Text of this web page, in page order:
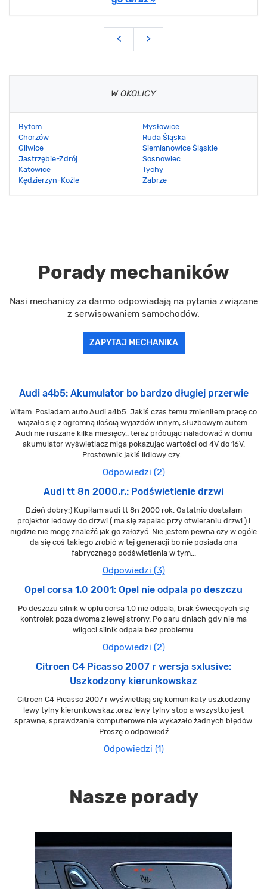
< >
W OKOLICY
Bytom
Chorzów
Gliwice
Jastrzębie-Zdrój
Katowice
Kędzierzyn-Koźle
Mysłowice
Ruda Śląska
Siemianowice Śląskie
Sosnowiec
Tychy
Zabrze
Porady mechaników
Nasi mechanicy za darmo odpowiadają na pytania związane
z serwisowaniem samochodów.
ZAPYTAJ MECHANIKA
Audi a4b5: Akumulator bo bardzo długiej przerwie
Witam. Posiadam auto Audi a4b5. Jakiś czas temu zmieniłem pracę co
wiązało się z ogromną ilością wyjazdów innym, służbowym autem.
Audi nie ruszane kilka miesięcy.. teraz próbując naładować w domu
akumulator wyświetlacz miga pokazując wartości od 4V do 16V.
Prostownik jakiś lidlowy czy...
Odpowiedzi (2)
Audi tt 8n 2000.r.: Podświetlenie drzwi
Dzień dobry:) Kupiłam audi tt 8n 2000 rok. Ostatnio dostałam
projektor ledowy do drzwi ( ma się zapalac przy otwieraniu drzwi ) i
nigdzie nie mogę znaleźć jak go założyć. Nie jestem pewna czy w ogóle
da się coś takiego zrobić w tej generacji bo nie posiada ona
fabrycznego podświetlenia w tym...
Odpowiedzi (3)
Opel corsa 1.0 2001: Opel nie odpala po deszczu
Po deszczu silnik w oplu corsa 1.0 nie odpala, brak świecących się
kontrolek poza dwoma z lewej strony. Po paru dniach gdy nie ma
wilgoci silnik odpala bez problemu.
Odpowiedzi (2)
Citroen C4 Picasso 2007 r wersja sxlusive:
Uszkodzony kierunkowskaz
Citroen C4 Picasso 2007 r wyświetlają się komunikaty uszkodzony
lewy tylny kierunkowskaz ,oraz lewy tylny stop a wszystko jest
sprawne, sprawdzanie komputerowe nie wykazało żadnych błędów.
Proszę o odpowiedź
Odpowiedzi (1)
Nasze porady